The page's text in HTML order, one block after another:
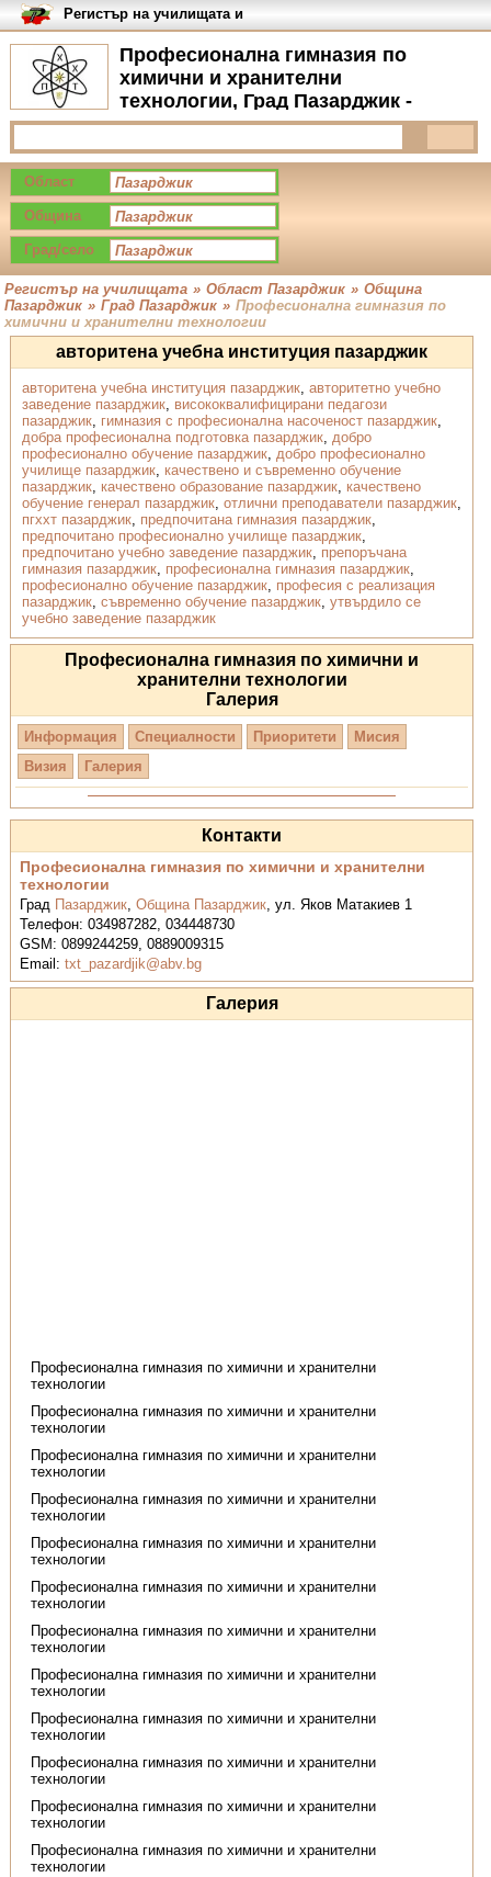
Професионална гимназия по
химични и хранителни
технологии, Град Пазарджик -
Галерия
Регистър на училищата и
университетите в България
Област
Община
Град/село
Регистър на училищата » Област Пазарджик » Община
Пазарджик » Град Пазарджик » Професионална гимназия по
химични и хранителни технологии
авторитена учебна институция пазарджик
авторитена учебна институция пазарджик, авторитетно учебно
заведение пазарджик, висококвалифицирани педагози
пазарджик, гимназия с професионална насоченост пазарджик,
добра професионална подготовка пазарджик, добро
професионално обучение пазарджик, добро професионално
училище пазарджик, качествено и съвременно обучение
пазарджик, качествено образование пазарджик, качествено
обучение генерал пазарджик, отлични преподаватели пазарджик,
пгххт пазарджик, предпочитана гимназия пазарджик,
предпочитано професионално училище пазарджик,
предпочитано учебно заведение пазарджик, препоръчана
гимназия пазарджик, професионална гимназия пазарджик,
професионално обучение пазарджик, професия с реализация
пазарджик, съвременно обучение пазарджик, утвърдило се
учебно заведение пазарджик
Професионална гимназия по химични и
хранителни технологии
Галерия
Информация Специалности Приоритети
Мисия
Визия
Галерия
Контакти
Професионална гимназия по химични и хранителни
технологии
Град Пазарджик,Община Пазарджик,ул. Яков Матакиев 1
Телефон:034987282, 034448730
GSM:0899244259, 0889009315
Email:txt_pazardjik@abv.bg
Галерия
Професионална гимназия по химични и хранителни
технологии
Професионална гимназия по химични и хранителни
технологии
Професионална гимназия по химични и хранителни
технологии
Професионална гимназия по химични и хранителни
технологии
Професионална гимназия по химични и хранителни
технологии
Професионална гимназия по химични и хранителни
технологии
Професионална гимназия по химични и хранителни
технологии
Професионална гимназия по химични и хранителни
технологии
Професионална гимназия по химични и хранителни
технологии
Професионална гимназия по химични и хранителни
технологии
Професионална гимназия по химични и хранителни
технологии
Професионална гимназия по химични и хранителни
технологии